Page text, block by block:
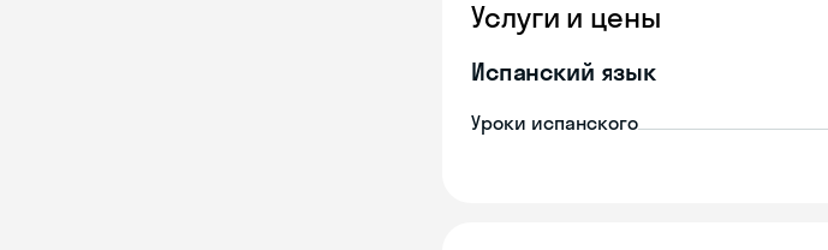
Услуги и цены
Испанский язык
Уроки испанского